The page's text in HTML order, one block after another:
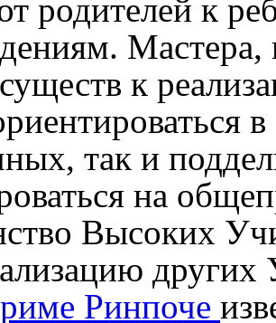
родителей к
к
так и
на
Высоких
Ринпоче